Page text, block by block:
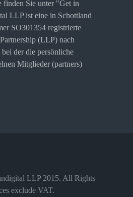
finden Sie unter "Get in
LLP ist eine in Schottland
SO301354 registrierte
(LLP) nach
der die persönliche
Mitglieder (partners)
LLP 2015. All Rights
exclude VAT.